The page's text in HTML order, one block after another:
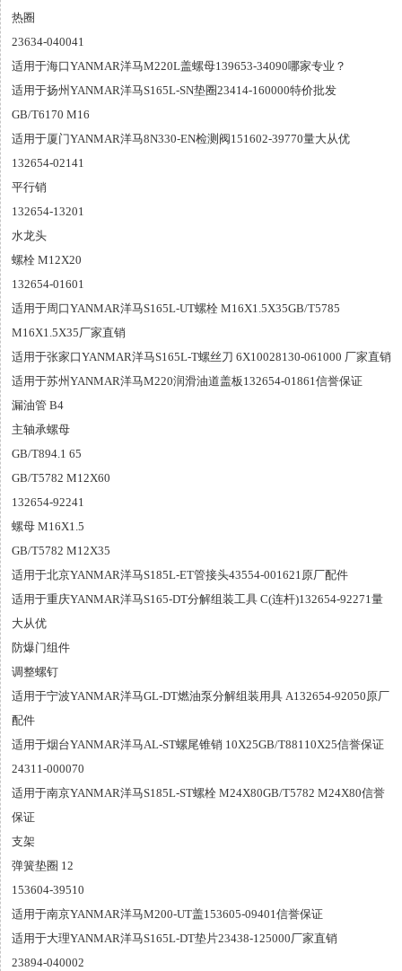
热圈
23634-040041
适用于海口YANMAR洋马M220L盖螺母139653-34090哪家专业？
适用于扬州YANMAR洋马S165L-SN垫圈23414-160000特价批发
GB/T6170 M16
适用于厦门YANMAR洋马8N330-EN检测阀151602-39770量大从优
132654-02141
平行销
132654-13201
水龙头
螺栓 M12X20
132654-01601
适用于周口YANMAR洋马S165L-UT螺栓 M16X1.5X35GB/T5785
M16X1.5X35厂家直销
适用于张家口YANMAR洋马S165L-T螺丝刀 6X10028130-061000 厂家直销
适用于苏州YANMAR洋马M220润滑油道盖板132654-01861信誉保证
漏油管 B4
主轴承螺母
GB/T894.1 65
GB/T5782 M12X60
132654-92241
螺母 M16X1.5
GB/T5782 M12X35
适用于北京YANMAR洋马S185L-ET管接头43554-001621原厂配件
适用于重庆YANMAR洋马S165-DT分解组装工具 C(连杆)132654-92271量
大从优
防爆门组件
调整螺钉
适用于宁波YANMAR洋马GL-DT燃油泵分解组装用具 A132654-92050原厂
配件
适用于烟台YANMAR洋马AL-ST螺尾锥销 10X25GB/T88110X25信誉保证
24311-000070
适用于南京YANMAR洋马S185L-ST螺栓 M24X80GB/T5782 M24X80信誉
保证
支架
弹簧垫圈 12
153604-39510
适用于南京YANMAR洋马M200-UT盖153605-09401信誉保证
适用于大理YANMAR洋马S165L-DT垫片23438-125000厂家直销
23894-040002